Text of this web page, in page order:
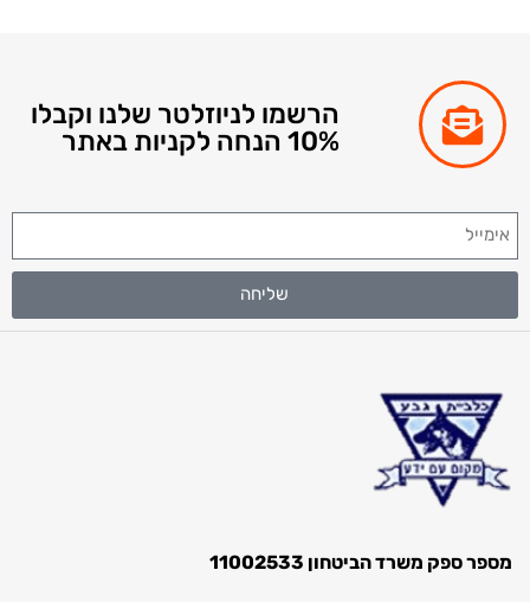
הרשמו לניוזלטר שלנו וקבלו
10% הנחה לקניות באתר
שליחה
מספר ספק משרד הביטחון 11002533